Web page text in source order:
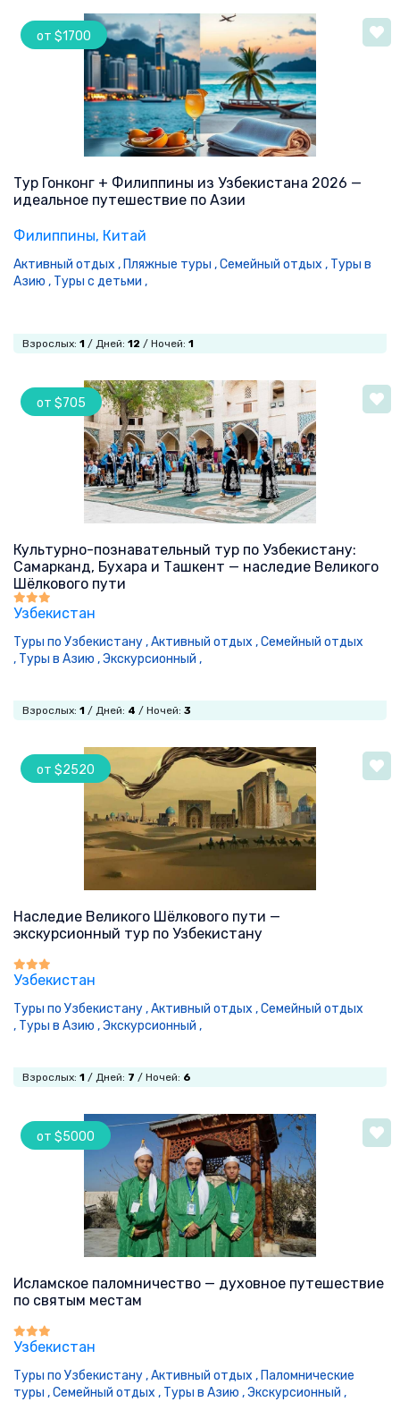
от $1700
Тур Гонконг + Филиппины из Узбекистана 2026 —
идеальное путешествие по Азии
Филиппины, Китай
Активный отдых , Пляжные туры ,Семейный отдых , Туры в
Азию , Туры с детьми ,
Взрослых: 1 / Дней: 12 / Ночей: 1
от $705
Культурно-познавательный тур по Узбекистану:
Самарканд, Бухара и Ташкент — наследие Великого
Шёлкового пути
Узбекистан
Туры по Узбекистану ,Активный отдых ,Семейный отдых
, Туры в Азию ,Экскурсионный ,
Взрослых: 1 / Дней: 4 / Ночей: 3
от $2520
Наследие Великого Шёлкового пути —
экскурсионный тур по Узбекистану
Узбекистан
Туры по Узбекистану ,Активный отдых ,Семейный отдых
, Туры в Азию ,Экскурсионный ,
Взрослых: 1 / Дней: 7 / Ночей: 6
от $5000
Исламское паломничество — духовное путешествие
по святым местам
Узбекистан
Туры по Узбекистану ,Активный отдых , Паломнические
туры ,Семейный отдых , Туры в Азию ,Экскурсионный ,